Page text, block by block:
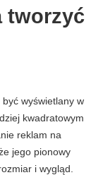
tworzyć
wyświetlany w
kwadratowym
reklam na
jego pionowy
i wygląd.